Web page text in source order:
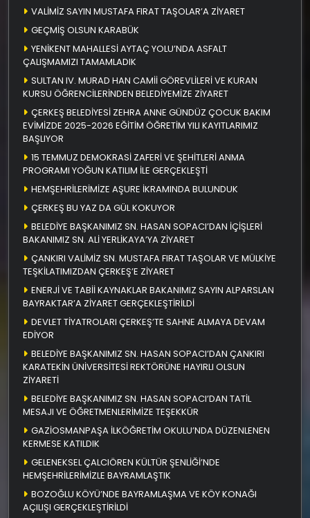
VALİMİZ SAYIN MUSTAFA FIRAT TAŞOLAR’A ZİYARET
GEÇMİŞ OLSUN KARABÜK
YENİKENT MAHALLESİ AYTAÇ YOLU’NDA ASFALT
ÇALIŞMAMIZI TAMAMLADIK
SULTAN IV. MURAD HAN CAMİİ GÖREVLİLERİ VE KURAN
KURSU ÖĞRENCİLERİNDEN BELEDİYEMİZE ZİYARET
ÇERKEŞ BELEDİYESİ ZEHRA ANNE GÜNDÜZ ÇOCUK BAKIM
EVİMİZDE 2025-2026 EĞİTİM ÖĞRETİM YILI KAYITLARIMIZ
BAŞLIYOR
15 TEMMUZ DEMOKRASİ ZAFERİ VE ŞEHİTLERİ ANMA
PROGRAMI YOĞUN KATILIM İLE GERÇEKLEŞTİ
HEMŞEHRİLERİMİZE AŞURE İKRAMINDA BULUNDUK
ÇERKEŞ BU YAZ DA GÜL KOKUYOR
BELEDİYE BAŞKANIMIZ SN. HASAN SOPACI’DAN İÇİŞLERİ
BAKANIMIZ SN. ALİ YERLİKAYA’YA ZİYARET
ÇANKIRI VALİMİZ SN. MUSTAFA FIRAT TAŞOLAR VE MÜLKİYE
TEŞKİLATIMIZDAN ÇERKEŞ’E ZİYARET
ENERJİ VE TABİİ KAYNAKLAR BAKANIMIZ SAYIN ALPARSLAN
BAYRAKTAR’A ZİYARET GERÇEKLEŞTİRİLDİ
DEVLET TİYATROLARI ÇERKEŞ’TE SAHNE ALMAYA DEVAM
EDİYOR
BELEDİYE BAŞKANIMIZ SN. HASAN SOPACI’DAN ÇANKIRI
KARATEKİN ÜNİVERSİTESİ REKTÖRÜNE HAYIRLI OLSUN
ZİYARETİ
BELEDİYE BAŞKANIMIZ SN. HASAN SOPACI’DAN TATİL
MESAJI VE ÖĞRETMENLERİMİZE TEŞEKKÜR
GAZİOSMANPAŞA İLKÖĞRETİM OKULU’NDA DÜZENLENEN
KERMESE KATILDIK
GELENEKSEL ÇALCIÖREN KÜLTÜR ŞENLİĞİ’NDE
HEMŞEHRİLERİMİZLE BAYRAMLAŞTIK
BOZOĞLU KÖYÜ’NDE BAYRAMLAŞMA VE KÖY KONAĞI
AÇILIŞI GERÇEKLEŞTİRİLDİ